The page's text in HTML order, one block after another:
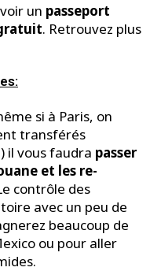
un passeport
. Retrouvez plus
si à Paris, on
transférés
il vous faudra passer
et les re-
contrôle des
avec un peu de
beaucoup de
ou pour aller